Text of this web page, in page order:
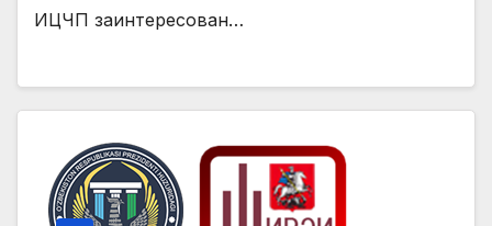
ИЦЧП заинтересован…